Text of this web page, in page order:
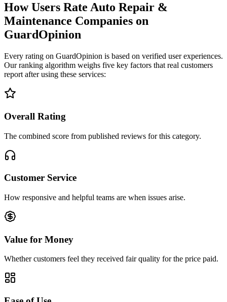
How Users Rate Auto Repair &
Maintenance Companies on
GuardOpinion
Every rating on GuardOpinion is based on verified user experiences.
Our ranking algorithm weighs five key factors that real customers
report after using these services:
Overall Rating
The combined score from published reviews for this category.
Customer Service
How responsive and helpful teams are when issues arise.
Value for Money
Whether customers feel they received fair quality for the price paid.